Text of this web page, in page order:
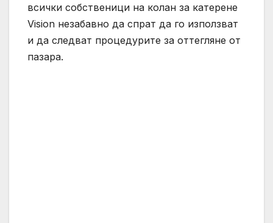
всички собственици на колан за катерене
Vision незабавно да спрат да го използват
и да следват процедурите за оттегляне от
пазара.